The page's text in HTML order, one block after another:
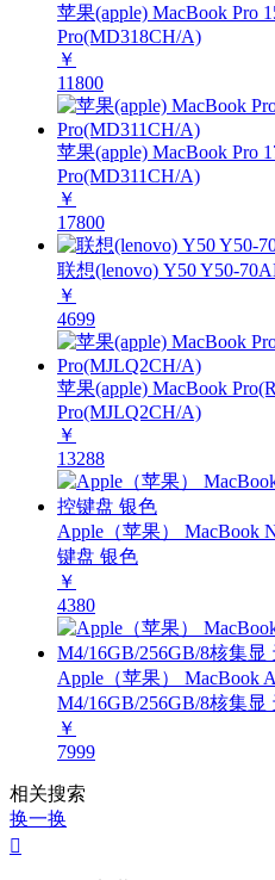
苹果(apple) MacBook Pro
Pro(MD318CH/A)
￥
11800
苹果(apple) MacBook Pro
Pro(MD311CH/A)
￥
17800
联想(lenovo) Y50 Y50-
￥
4699
苹果(apple) MacBook
Pro(MJLQ2CH/A)
￥
13288
Apple（苹果） MacBook
键盘 银色
￥
4380
Apple（苹果） MacBook
M4/16GB/256GB/8核集显
￥
7999
相关搜索
换一换
